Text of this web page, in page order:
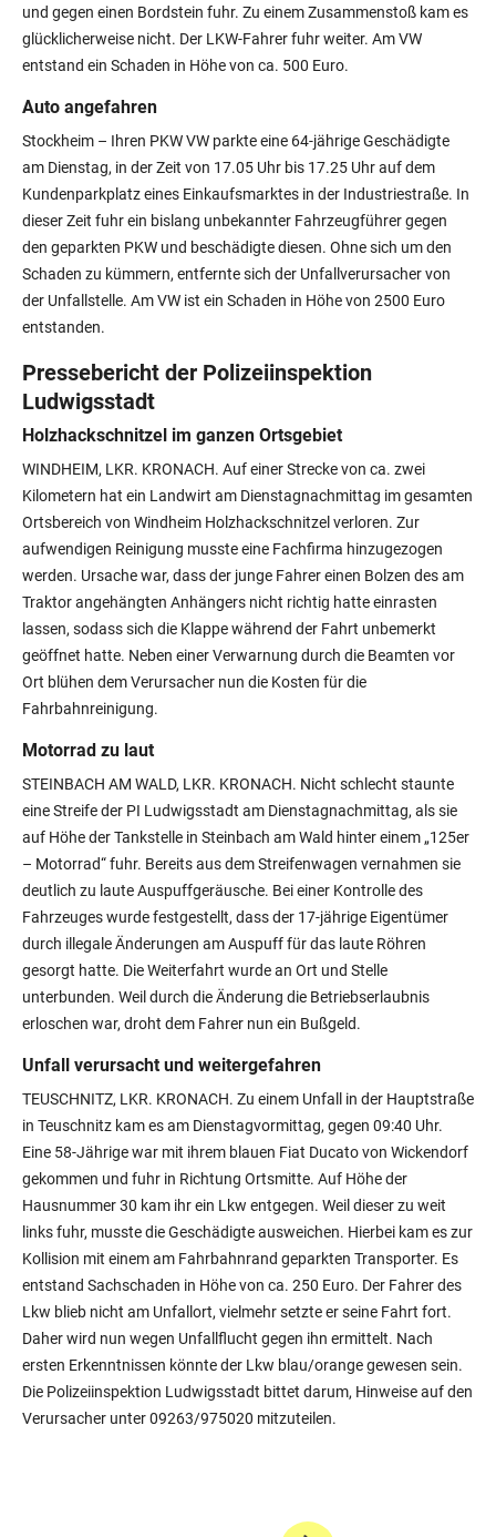
und gegen einen Bordstein fuhr. Zu einem Zusammenstoß kam es
glücklicherweise nicht. Der LKW-Fahrer fuhr weiter. Am VW
entstand ein Schaden in Höhe von ca. 500 Euro.
Auto angefahren
Stockheim – Ihren PKW VW parkte eine 64-jährige Geschädigte
am Dienstag, in der Zeit von 17.05 Uhr bis 17.25 Uhr auf dem
Kundenparkplatz eines Einkaufsmarktes in der Industriestraße. In
dieser Zeit fuhr ein bislang unbekannter Fahrzeugführer gegen
den geparkten PKW und beschädigte diesen. Ohne sich um den
Schaden zu kümmern, entfernte sich der Unfallverursacher von
der Unfallstelle. Am VW ist ein Schaden in Höhe von 2500 Euro
entstanden.
Pressebericht der Polizeiinspektion
Ludwigsstadt
Holzhackschnitzel im ganzen Ortsgebiet
WINDHEIM, LKR. KRONACH. Auf einer Strecke von ca. zwei
Kilometern hat ein Landwirt am Dienstagnachmittag im gesamten
Ortsbereich von Windheim Holzhackschnitzel verloren. Zur
aufwendigen Reinigung musste eine Fachfirma hinzugezogen
werden. Ursache war, dass der junge Fahrer einen Bolzen des am
Traktor angehängten Anhängers nicht richtig hatte einrasten
lassen, sodass sich die Klappe während der Fahrt unbemerkt
geöffnet hatte. Neben einer Verwarnung durch die Beamten vor
Ort blühen dem Verursacher nun die Kosten für die
Fahrbahnreinigung.
Motorrad zu laut
STEINBACH AM WALD, LKR. KRONACH. Nicht schlecht staunte
eine Streife der PI Ludwigsstadt am Dienstagnachmittag, als sie
auf Höhe der Tankstelle in Steinbach am Wald hinter einem „125er
– Motorrad“ fuhr. Bereits aus dem Streifenwagen vernahmen sie
deutlich zu laute Auspuffgeräusche. Bei einer Kontrolle des
Fahrzeuges wurde festgestellt, dass der 17-jährige Eigentümer
durch illegale Änderungen am Auspuff für das laute Röhren
gesorgt hatte. Die Weiterfahrt wurde an Ort und Stelle
unterbunden. Weil durch die Änderung die Betriebserlaubnis
erloschen war, droht dem Fahrer nun ein Bußgeld.
Unfall verursacht und weitergefahren
TEUSCHNITZ, LKR. KRONACH. Zu einem Unfall in der Hauptstraße
in Teuschnitz kam es am Dienstagvormittag, gegen 09:40 Uhr.
Eine 58-Jährige war mit ihrem blauen Fiat Ducato von Wickendorf
gekommen und fuhr in Richtung Ortsmitte. Auf Höhe der
Hausnummer 30 kam ihr ein Lkw entgegen. Weil dieser zu weit
links fuhr, musste die Geschädigte ausweichen. Hierbei kam es zur
Kollision mit einem am Fahrbahnrand geparkten Transporter. Es
entstand Sachschaden in Höhe von ca. 250 Euro. Der Fahrer des
Lkw blieb nicht am Unfallort, vielmehr setzte er seine Fahrt fort.
Daher wird nun wegen Unfallflucht gegen ihn ermittelt. Nach
ersten Erkenntnissen könnte der Lkw blau/orange gewesen sein.
Die Polizeiinspektion Ludwigsstadt bittet darum, Hinweise auf den
Verursacher unter 09263/975020 mitzuteilen.